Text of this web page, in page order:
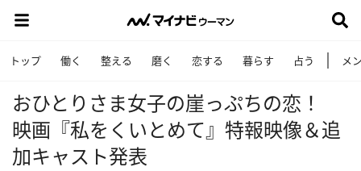
トップ 働く 整える 磨く 恋する 暮らす 占う メ
おひとりさま女子の崖っぷちの恋！
映画『私をくいとめて』特報映像＆追
加キャスト発表